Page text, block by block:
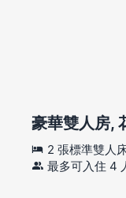
豪華雙人房,
2 張標準雙人
最多可入住 4